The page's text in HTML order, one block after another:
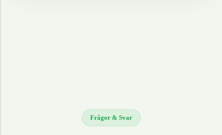
Frågor & Svar